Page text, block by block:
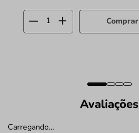
Comprar
Avaliações
Carregando…